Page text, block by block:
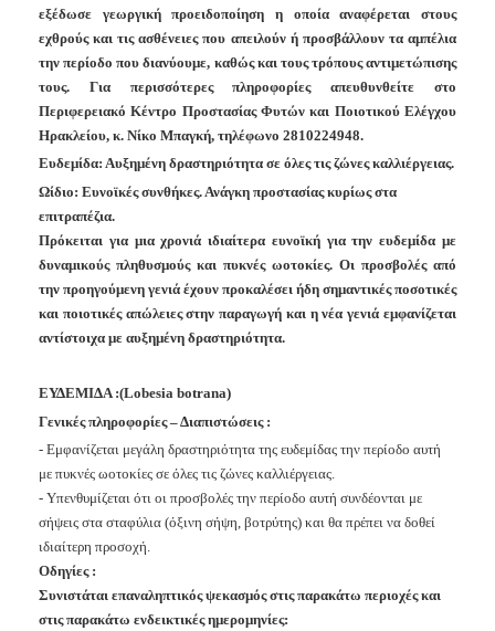
Αγροτική
Ανάπτυξη
Ανακοινώσεις
Προγράμματα
Προσχολική
Αγωγή
Κοιμητήρια
Κέντρο
Οικογένειας
ΠΟΛΙΤΙΣΜΟΣ
ΑΝΘΕΚΤΙΚΗ
εξέδωσε γεωργική προειδοποίηση η οποία αναφέρεται στους
εχθρούς και τις ασθένειες που απειλούν ή προσβάλλουν τα αμπέλια
την περίοδο που διανύουμε, καθώς και τους τρόπους αντιμετώπισης
τους. Για περισσότερες πληροφορίες απευθυνθείτε στο
Περιφερειακό Κέντρο Προστασίας Φυτών και Ποιοτικού Ελέγχου
Ηρακλείου, κ. Νίκο Μπαγκή, τηλέφωνο 2810224948.
Ευδεμίδα: Αυξημένη δραστηριότητα σε όλες τις ζώνες καλλιέργειας.
Ωίδιο: Ευνοϊκές συνθήκες. Ανάγκη προστασίας κυρίως στα
επιτραπέζια.
Πρόκειται για μια χρονιά ιδιαίτερα ευνοϊκή για την ευδεμίδα με
δυναμικούς πληθυσμούς και πυκνές ωοτοκίες. Οι προσβολές από
την προηγούμενη γενιά έχουν προκαλέσει ήδη σημαντικές ποσοτικές
και ποιοτικές απώλειες στην παραγωγή και η νέα γενιά εμφανίζεται
αντίστοιχα με αυξημένη δραστηριότητα.
ΕΥΔΕΜΙΔΑ :(Lobesia botrana)
Γενικές πληροφορίες – Διαπιστώσεις :
- Εμφανίζεται μεγάλη δραστηριότητα της ευδεμίδας την περίοδο αυτή
με πυκνές ωοτοκίες σε όλες τις ζώνες καλλιέργειας.
- Υπενθυμίζεται ότι οι προσβολές την περίοδο αυτή συνδέονται με
σήψεις στα σταφύλια (όξινη σήψη, βοτρύτης) και θα πρέπει να δοθεί
ιδιαίτερη προσοχή.
Οδηγίες :
Συνιστάται επαναληπτικός ψεκασμός στις παρακάτω περιοχές και
στις παρακάτω ενδεικτικές ημερομηνίες: